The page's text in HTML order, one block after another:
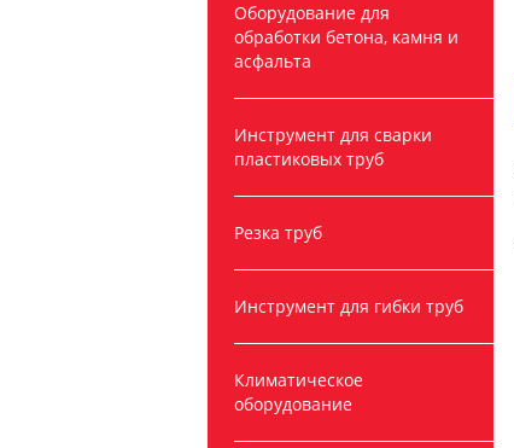
Оборудование для
обработки бетона, камня и
асфальта
Инструмент для сварки
пластиковых труб
Резка труб
Инструмент для гибки труб
Климатическое
оборудование